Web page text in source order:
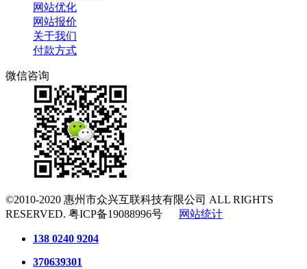
网站优化
网站报价
关于我们
付款方式
微信咨询
©2010-2020 惠州市众兴互联科技有限公司 ALL RIGHTS
RESERVED. 粤ICP备19088996号 网站统计
138 0240 9204
370639301